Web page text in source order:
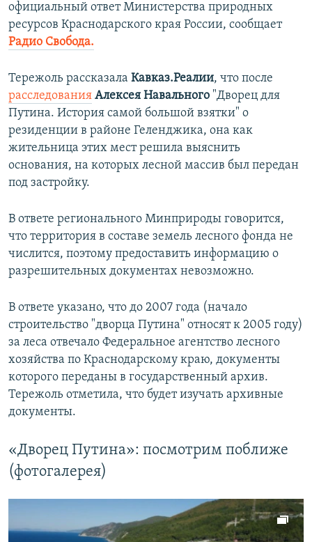
официальный ответ Министерства природных
ресурсов Краснодарского края России, сообщает
Радио Свобода.
Тережоль рассказала Кавказ.Реалии, что после
расследования Алексея Навального "Дворец для
Путина. История самой большой взятки" о
резиденции в районе Геленджика, она как
жительница этих мест решила выяснить
основания, на которых лесной массив был передан
под застройку.
В ответе регионального Минприроды говорится,
что территория в составе земель лесного фонда не
числится, поэтому предоставить информацию о
разрешительных документах невозможно.
В ответе указано, что до 2007 года (начало
строительство "дворца Путина" относят к 2005 году)
за леса отвечало Федеральное агентство лесного
хозяйства по Краснодарскому краю, документы
которого переданы в государственный архив.
Тережоль отметила, что будет изучать архивные
документы.
«Дворец Путина»: посмотрим поближе
(фотогалерея)